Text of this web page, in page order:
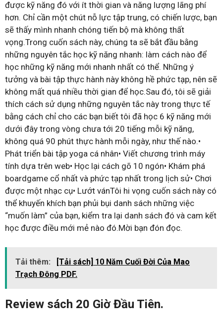
được kỹ năng đó với ít thời gian và năng lượng lãng phí
hơn. Chỉ cần một chút nỗ lực tập trung, có chiến lược, bạn
sẽ thấy mình nhanh chóng tiến bộ mà không thất
vọng.Trong cuốn sách này, chúng ta sẽ bắt đầu bằng
những nguyên tắc học kỹ năng nhanh: làm cách nào để
học những kỹ năng mới nhanh nhất có thể. Những ý
tưởng và bài tập thực hành này không hề phức tạp, nên sẽ
không mất quá nhiều thời gian để học.Sau đó, tôi sẽ giải
thích cách sử dụng những nguyên tắc này trong thực tế
bằng cách chỉ cho các bạn biết tôi đã học 6 kỹ năng mới
dưới đây trong vòng chưa tới 20 tiếng mỗi kỹ năng,
không quá 90 phút thực hành mỗi ngày, như thế nào.•
Phát triển bài tập yoga cá nhân• Viết chương trình máy
tính dựa trên web• Học lại cách gõ 10 ngón• Khám phá
boardgame cổ nhất và phức tạp nhất trong lịch sử• Chơi
được một nhạc cụ• Lướt vánTôi hi vọng cuốn sách này có
thể khuyến khích bạn phủi bụi danh sách những việc
“muốn làm” của bạn, kiểm tra lại danh sách đó và cam kết
học được điều mới mẻ nào đó.Mời bạn đón đọc.
Tải thêm:
[Tải sách] 10 Năm Cuối Đời Của Mao
Trạch Đông PDF.
Review sách 20 Giờ Đầu Tiên.